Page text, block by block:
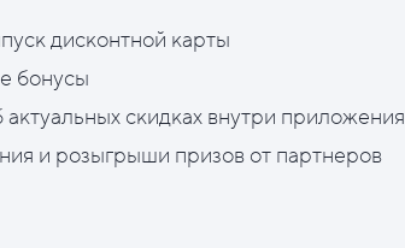
дисконтной карты
бонусы
скидках внутри приложения
и розыгрыши призов от партнеров